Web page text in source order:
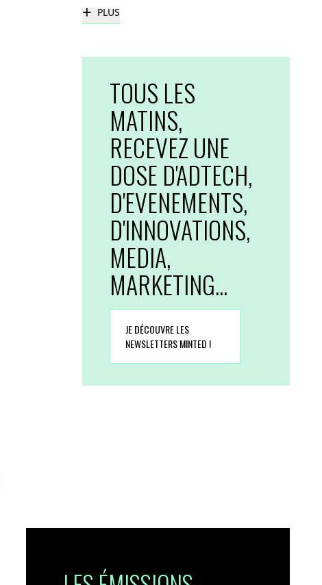
+ PLUS
TOUS LES
MATINS,
RECEVEZ UNE
DOSE D'ADTECH,
D'EVENEMENTS,
D'INNOVATIONS,
MEDIA,
MARKETING...
JE DÉCOUVRE LES
NEWSLETTERS MINTED !